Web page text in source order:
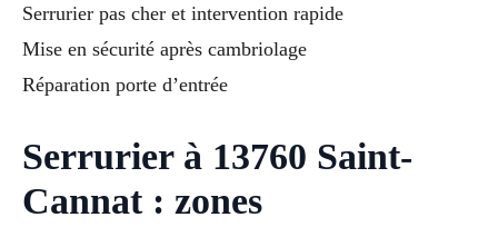
Serrurier pas cher et intervention rapide
Mise en sécurité après cambriolage
Réparation porte d’entrée
Serrurier à 13760 Saint-
Cannat : zones